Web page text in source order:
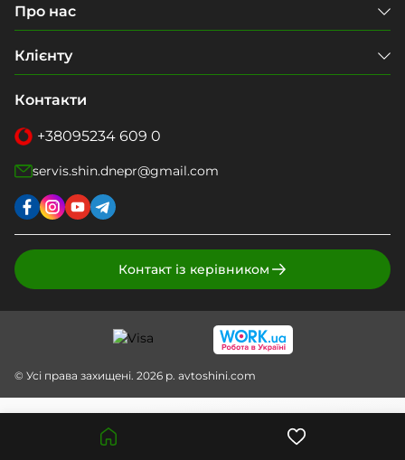
Про нас
Клієнту
Контакти
+38095234 609 0
servis.shin.dnepr@gmail.com
Контакт із керівником
© Усі права захищені. 2026 р. avtoshini.com